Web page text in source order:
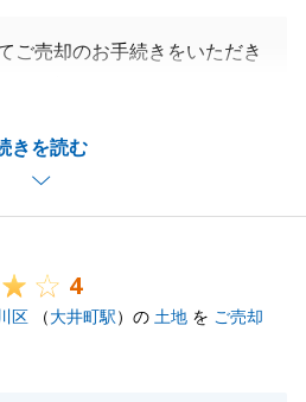
きを読む
ご売却のお手続きをいただき
だき大変嬉しく思います。
購入とは異なり待つことが多
ご不安にならないよう、逐一
ございましたらお気軽にご相
いたします。
4
区 （大井町駅）の 土地 を ご売却